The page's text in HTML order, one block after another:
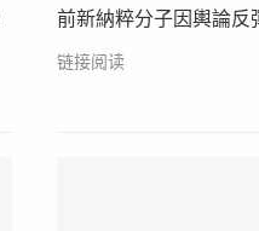
前新納粹分子因輿論反
链接阅读